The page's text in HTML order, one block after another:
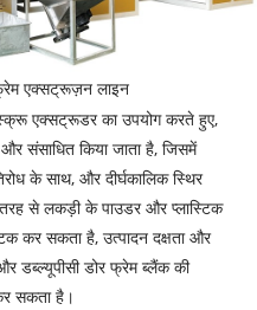
एक्सट्रूज़न लाइन
एक्सट्रूडर का उपयोग करते हुए,
संसाधित किया जाता है, जिसमें
के साथ, और दीर्घकालिक स्थिर
से लकड़ी के पाउडर और प्लास्टिक
कर सकता है, उत्पादन दक्षता और
डब्ल्यूपीसी डोर फ्रेम ब्लैंक की
सकता है।